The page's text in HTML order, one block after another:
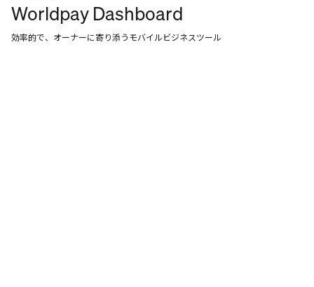
Worldpay Dashboard
効率的で、オーナーに寄り添うモバイルビジネスツール